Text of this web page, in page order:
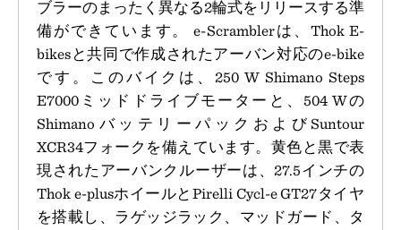
ブラーのまったく異なる2輪式をリリースする準
備ができています。 e-Scramblerは、Thok E-
bikesと共同で作成されたアーバン対応のe-bike
です。このバイクは、250 W Shimano Steps
E7000ミッドドライブモーターと、504 Wの
ShimanoバッテリーパックおよびSuntour
XCR34フォークを備えています。黄色と黒で表
現されたアーバンクルーザーは、27.5インチの
Thok e-plusホイールとPirelli Cycl-e GT27タイヤ
を搭載し、ラゲッジラック、マッドガード、タ